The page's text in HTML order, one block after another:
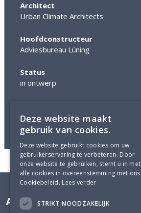
Architect
Urban Climate Architects
Hoofdconstructeur
Adviesbureau Lüning
Status
in ontwerp
© UCA
Adviesbureau Lüning
Deze website maakt
gebruik van cookies.
Deze website gebruikt cookies om uw
gebruikerservaring te verbeteren. Door
onze website te gebruiken, stemt u in met
alle cookies in overeenstemming met ons
Cookiebeleid. Lees verder
STRIKT NOODZAKELIJK